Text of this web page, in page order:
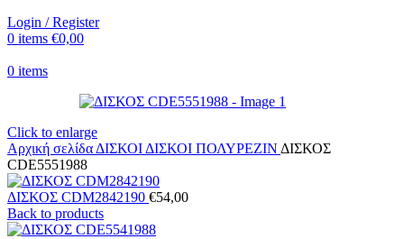
Login / Register
0 items €0,00
0 items
Click to enlarge
Αρχική σελίδα ΔΙΣΚΟΙ ΔΙΣΚΟΙ ΠΟΛΥΡΕΖΙΝ ΔΙΣΚΟΣ
CDE5551988
ΔΙΣΚΟΣ CDM2842190 €54,00
Back to products